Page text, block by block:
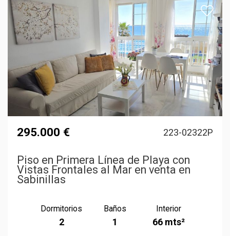
295.000 € 223-02322P
Piso en Primera Línea de Playa con
Vistas Frontales al Mar en venta en
Sabinillas
Dormitorios
2
Baños
1
Interior
66 mts²